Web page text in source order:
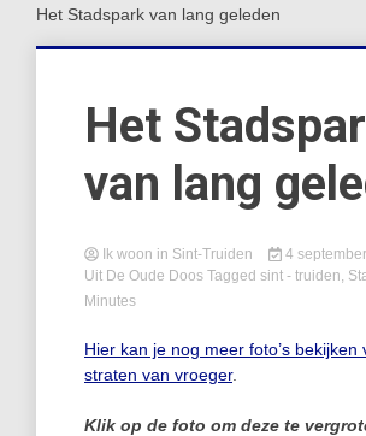
Het Stadspark van lang geleden
Het
van lang
Ik woon in Sint-Truiden 4
Uit De Oude Doos Tagged sint - truiden,
Minutes
Hier kan je nog meer foto’s bekijken
straten van vroeger.
Klik op de foto om deze te